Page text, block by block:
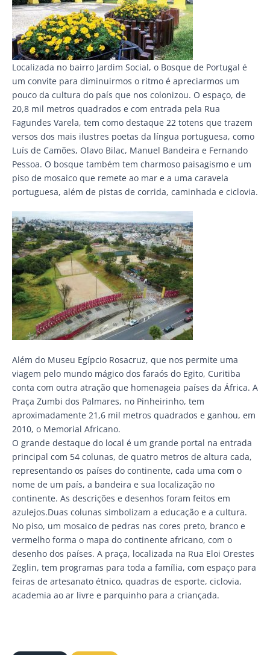
Localizada no bairro Jardim Social, o Bosque de Portugal é
um convite para diminuirmos o ritmo é apreciarmos um
pouco da cultura do país que nos colonizou. O espaço, de
20,8 mil metros quadrados e com entrada pela Rua
Fagundes Varela, tem como destaque 22 totens que trazem
versos dos mais ilustres poetas da língua portuguesa, como
Luís de Camões, Olavo Bilac, Manuel Bandeira e Fernando
Pessoa. O bosque também tem charmoso paisagismo e um
piso de mosaico que remete ao mar e a uma caravela
portuguesa, além de pistas de corrida, caminhada e ciclovia.
Além do Museu Egípcio Rosacruz, que nos permite uma
viagem pelo mundo mágico dos faraós do Egito, Curitiba
conta com outra atração que homenageia países da África. A
Praça Zumbi dos Palmares, no Pinheirinho, tem
aproximadamente 21,6 mil metros quadrados e ganhou, em
2010, o Memorial Africano.
O grande destaque do local é um grande portal na entrada
principal com 54 colunas, de quatro metros de altura cada,
representando os países do continente, cada uma com o
nome de um país, a bandeira e sua localização no
continente. As descrições e desenhos foram feitos em
azulejos.Duas colunas simbolizam a educação e a cultura.
No piso, um mosaico de pedras nas cores preto, branco e
vermelho forma o mapa do continente africano, com o
desenho dos países. A praça, localizada na Rua Eloi Orestes
Zeglin, tem programas para toda a família, com espaço para
feiras de artesanato étnico, quadras de esporte, ciclovia,
academia ao ar livre e parquinho para a criançada.